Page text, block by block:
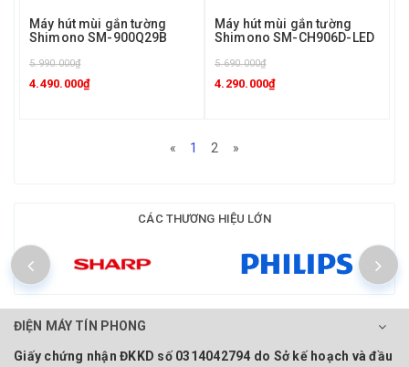
Máy hút mùi gắn tường
Shimono SM-900Q29B
5.990.000₫
4.490.000₫
Máy hút mùi gắn tường
Shimono SM-CH906D-LED
5.690.000₫
4.290.000₫
« 1 2 »
CÁC THƯƠNG HIỆU LỚN
ĐIỆN MÁY TÍN PHONG
Giấy chứng nhận ĐKKD số 0314042794 do Sở kế hoạch và đầu